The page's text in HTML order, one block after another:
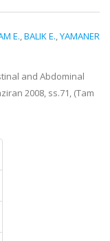
E.,BALIK E.,YAMANER
and Abdominal
2008, ss.71, (Tam